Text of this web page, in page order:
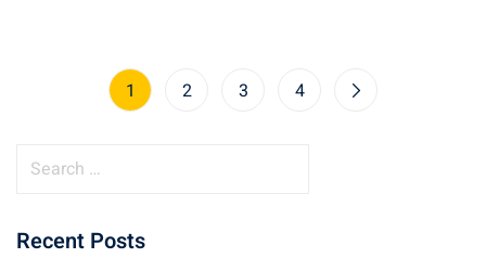
1 2 3 4
rRecent Posts